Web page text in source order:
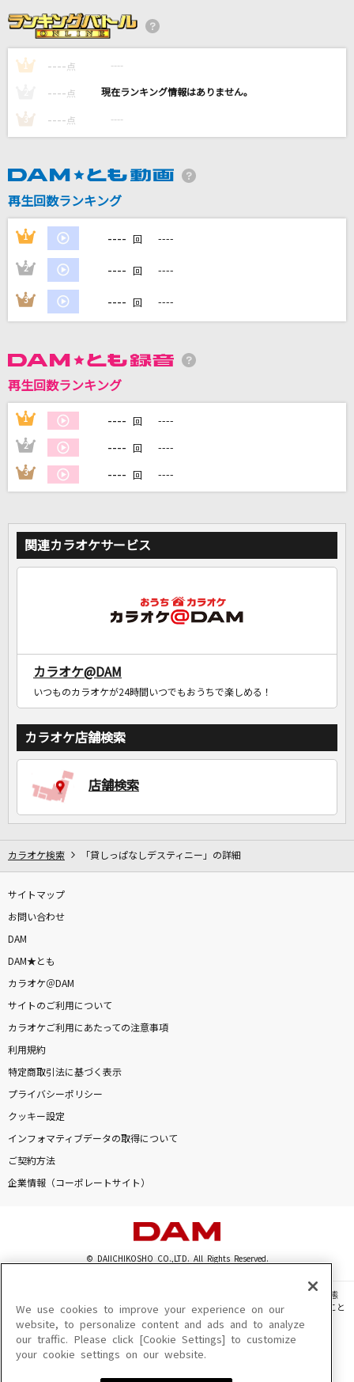
朱夏
SixTONES
[生音]花に亡霊
ヨルシカ
傘村トータ
カラオケ最新情報をチェック！
DAMに会員登録・ログインして
カラオケをもっと楽しもう！
家族や友達と一緒に！練習にも！
1 ---- 点 ----
---- 点 ----
3 ---- 点 ----
再生回数ランキング
1 ---- 回 ----
2 ---- 回 ----
3 ---- 回 ----
再生回数ランキング
1 ---- 回 ----
2 ---- 回 ----
3 ---- 回 ----
関連カラオケサービス
カラオケ@DAM
いつものカラオケが24時間いつでもおうちで楽しめる！
カラオケ店舗検索
店舗検索
カラオケ検索 「貸しっぱなしデスティニー」の詳細
サイトマップ
お問い合わせ
DAM
DAM★とも
カラオケ＠DAM
サイトのご利用について
カラオケご利用にあたっての注意事項
利用規約
特定商取引法に基づく表示
プライバシーポリシー
クッキー設定
インフォマティブデータの取得について
ご契約方法
企業情報（コーポレートサイト）
© DAIICHIKOSHO CO.,LTD. All Rights Reserved.
このサイトに掲載されている一切の文章・画像・写真・動画・音声等を、手段や形態
を問わず、著作権法の定める範囲を超えて無断で複製、転載、ファイル化などすること
を禁じます。
楽曲及びコンテンツは、機種によりご利用いただけない場合があります。
楽曲及びコンテンツの配信日、配信内容が変更になる場合があります。
We use cookies to improve your experience on our
website, to personalize content and ads and to analyze
our traffic. Please click [Cookie Settings] to customize
your cookie settings on our website.